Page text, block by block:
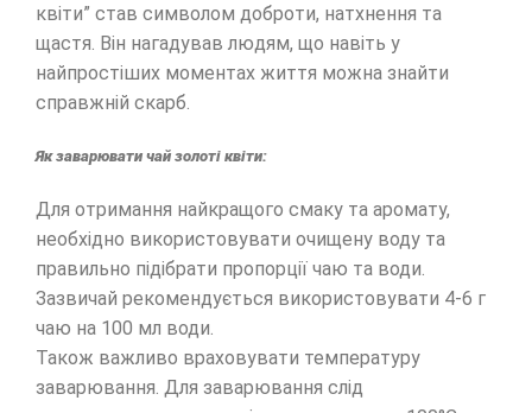
квіти” став символом доброти, натхнення та
щастя. Він нагадував людям, що навіть у
найпростіших моментах життя можна знайти
справжній скарб.
Як заварювати чай золоті квіти:
Для отримання найкращого смаку та аромату,
необхідно використовувати очищену воду та
правильно підібрати пропорції чаю та води.
Зазвичай рекомендується використовувати 4-6 г
чаю на 100 мл води.
Також важливо враховувати температуру
заварювання. Для заварювання слід